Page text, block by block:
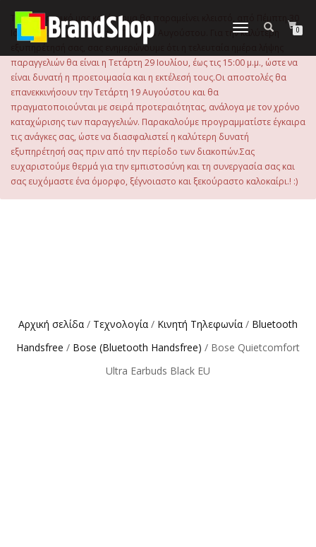
περιεχόμενο
Εναλλαγή
0
Το ηλεκτρονικό μας κατάστημα θα παραμείνει κλειστό, από Πέμπτη 30
Ιουλίου 2026 μέχρι και την Τρίτη 18 Αυγούστου. Για την καλύτερη
εξυπηρέτησή σας, σας ενημερώνουμε ότι η τελευταία ημέρα λήψης
παραγγελιών θα είναι η Τετάρτη 29 Ιουλίου, έως τις 15:00 μ.μ., ώστε να
είναι δυνατή η προετοιμασία και η εκτέλεσή τους.Οι αποστολές θα
επανεκκινήσουν την Τετάρτη 19 Αυγούστου και θα
πραγματοποιούνται με σειρά προτεραιότητας, ανάλογα με τον χρόνο
καταχώρισης των παραγγελιών. Παρακαλούμε προγραμματίστε έγκαιρα
τις ανάγκες σας, ώστε να διασφαλιστεί η καλύτερη δυνατή
εξυπηρέτησή σας πριν από την περίοδο των διακοπών.Σας
ευχαριστούμε θερμά για την εμπιστοσύνη και τη συνεργασία σας και
σας ευχόμαστε ένα όμορφο, ξέγνοιαστο και ξεκούραστο καλοκαίρι.! :)
Αρχική σελίδα / Τεχνολογία / Κινητή Τηλεφωνία / Bluetooth
Handsfree / Bose (Bluetooth Handsfree) / Bose Quietcomfort
Ultra Earbuds Black EU